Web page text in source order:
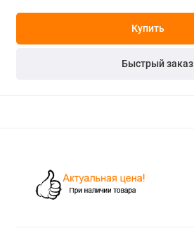
Купить
Быстрый заказ